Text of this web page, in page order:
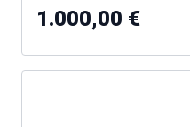
1.000,00 €